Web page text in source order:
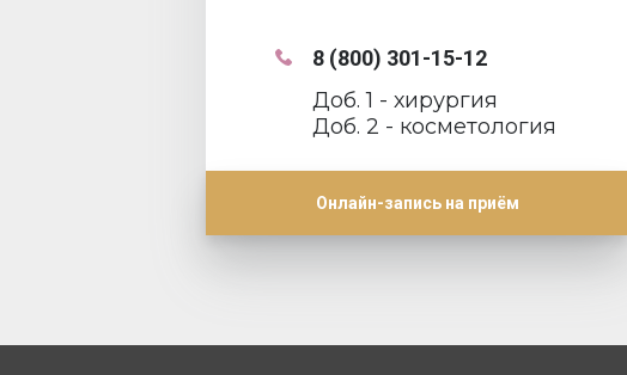
8 (800) 301-15-12
Доб. 1 - хирургия
Доб. 2 - косметология
Онлайн-запись на приём